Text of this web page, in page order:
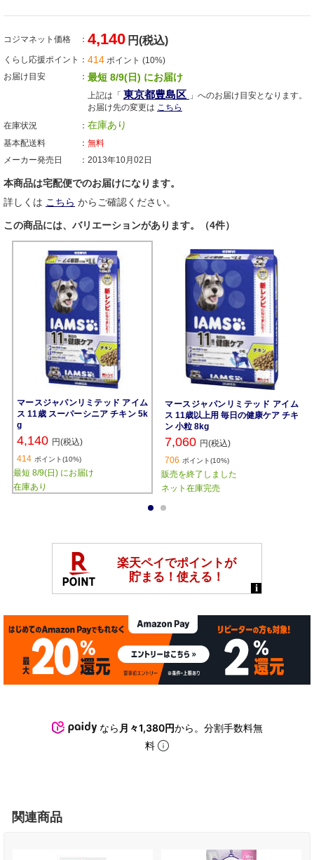
コジマネット価格 4,140 円(税込)
くらし応援ポイント 414 ポイント (10%)
お届け目安
最短 8/9(日) にお届け
上記は「 東京都豊島区 」へのお届け目安となります。
お届け先の変更は こちら
在庫状況
在庫あり
基本配送料
無料
メーカー発売日
2013年10月02日
本商品は宅配便でのお届けになります。
詳しくは こちら からご確認ください。
この商品には、バリエーションがあります。（4件）
マースジャパンリミテッド アイム
ス 11歳 スーパーシニア チキン 5k
g
4,140 円(税込)
414 ポイント(10%)
最短 8/9(日) にお届け
在庫あり
マースジャパンリミテッド アイム
ス 11歳以上用 毎日の健康ケア チキ
ン 小粒 8kg
7,060 円(税込)
706 ポイント(10%)
販売を終了しました
ネット在庫完売
なら 月々1,380円から。分割手数料無
料
関連商品